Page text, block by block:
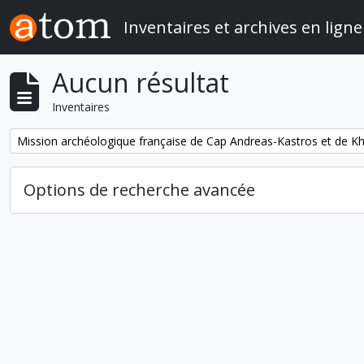
Skip to main content
Inventaires et archives en ligne
Aucun résultat
Inventaires
Remove filter:
Mission archéologique française de Cap Andreas-Kastros et de
Options de recherche avancée